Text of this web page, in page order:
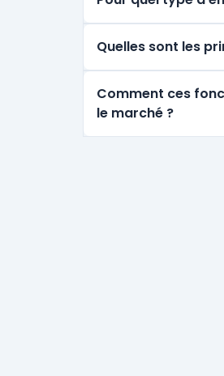
Quelles sont les
Comment ces
le marché ?